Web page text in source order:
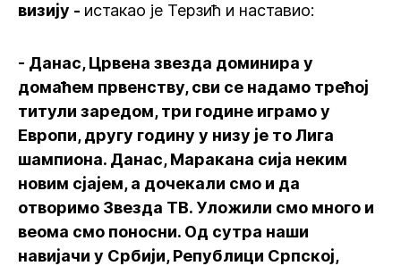
визију - истакао је Терзић и наставио:
- Данас, Црвена звезда доминира у
домаћем првенству, сви се надамо трећој
титули заредом, три године играмо у
Европи, другу годину у низу је то Лига
шампиона. Данас, Маракана сија неким
новим сјајем, а дочекали смо и да
отворимо Звезда ТВ. Уложили смо много и
веома смо поносни. Од сутра наши
навијачи у Србији, Републици Српској,